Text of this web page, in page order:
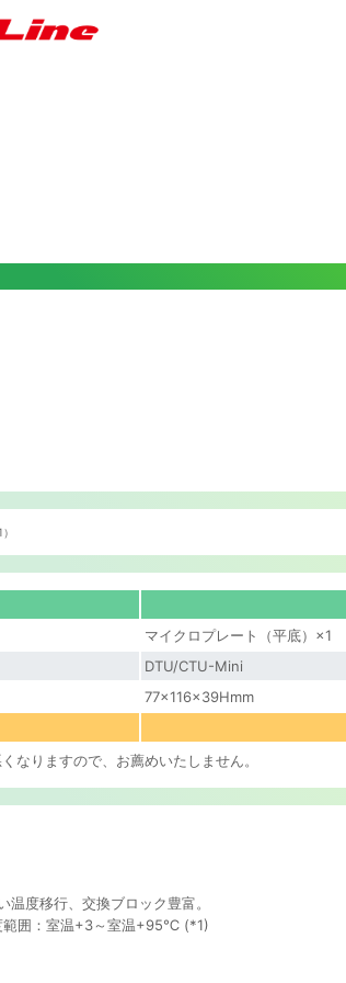
マイクロプレート（平底）×1
DTU/CTU-Mini
77×116×39Hmm
なりますので、お薦めいたしません。
度移行、交換ブロック豊富。
囲：室温+3～室温+95℃ (*1)